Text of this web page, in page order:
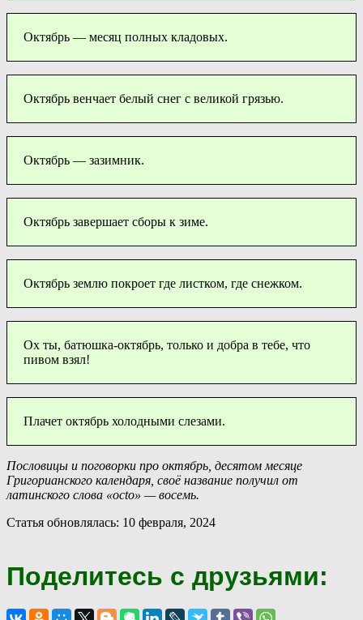
Октябрь — месяц полных кладовых.
Октябрь венчает белый снег с великой грязью.
Октябрь — зазимник.
Октябрь завершает сборы к зиме.
Октябрь землю покроет где листком, где снежком.
Ох ты, батюшка-октябрь, только и добра в тебе, что
пивом взял!
Плачет октябрь холодными слезами.
Пословицы и поговорки про октябрь, десятом месяце
Григорианского календаря, своё название получил от
латинского слова «octo» — восемь.
Статья обновлялась: 10 февраля, 2024
Поделитесь с друзьями: